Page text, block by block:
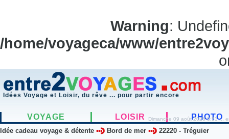
Warning:
/home/voyageca/www/
Idées Voyage et Loisir, du rêve ... pour partir encore
VOYAGE LOISIR PHOTO
Dimanche 09 août 2026 8:53 ...
Idée cadeau voyage & détente Bord de mer 22220 - Tréguier